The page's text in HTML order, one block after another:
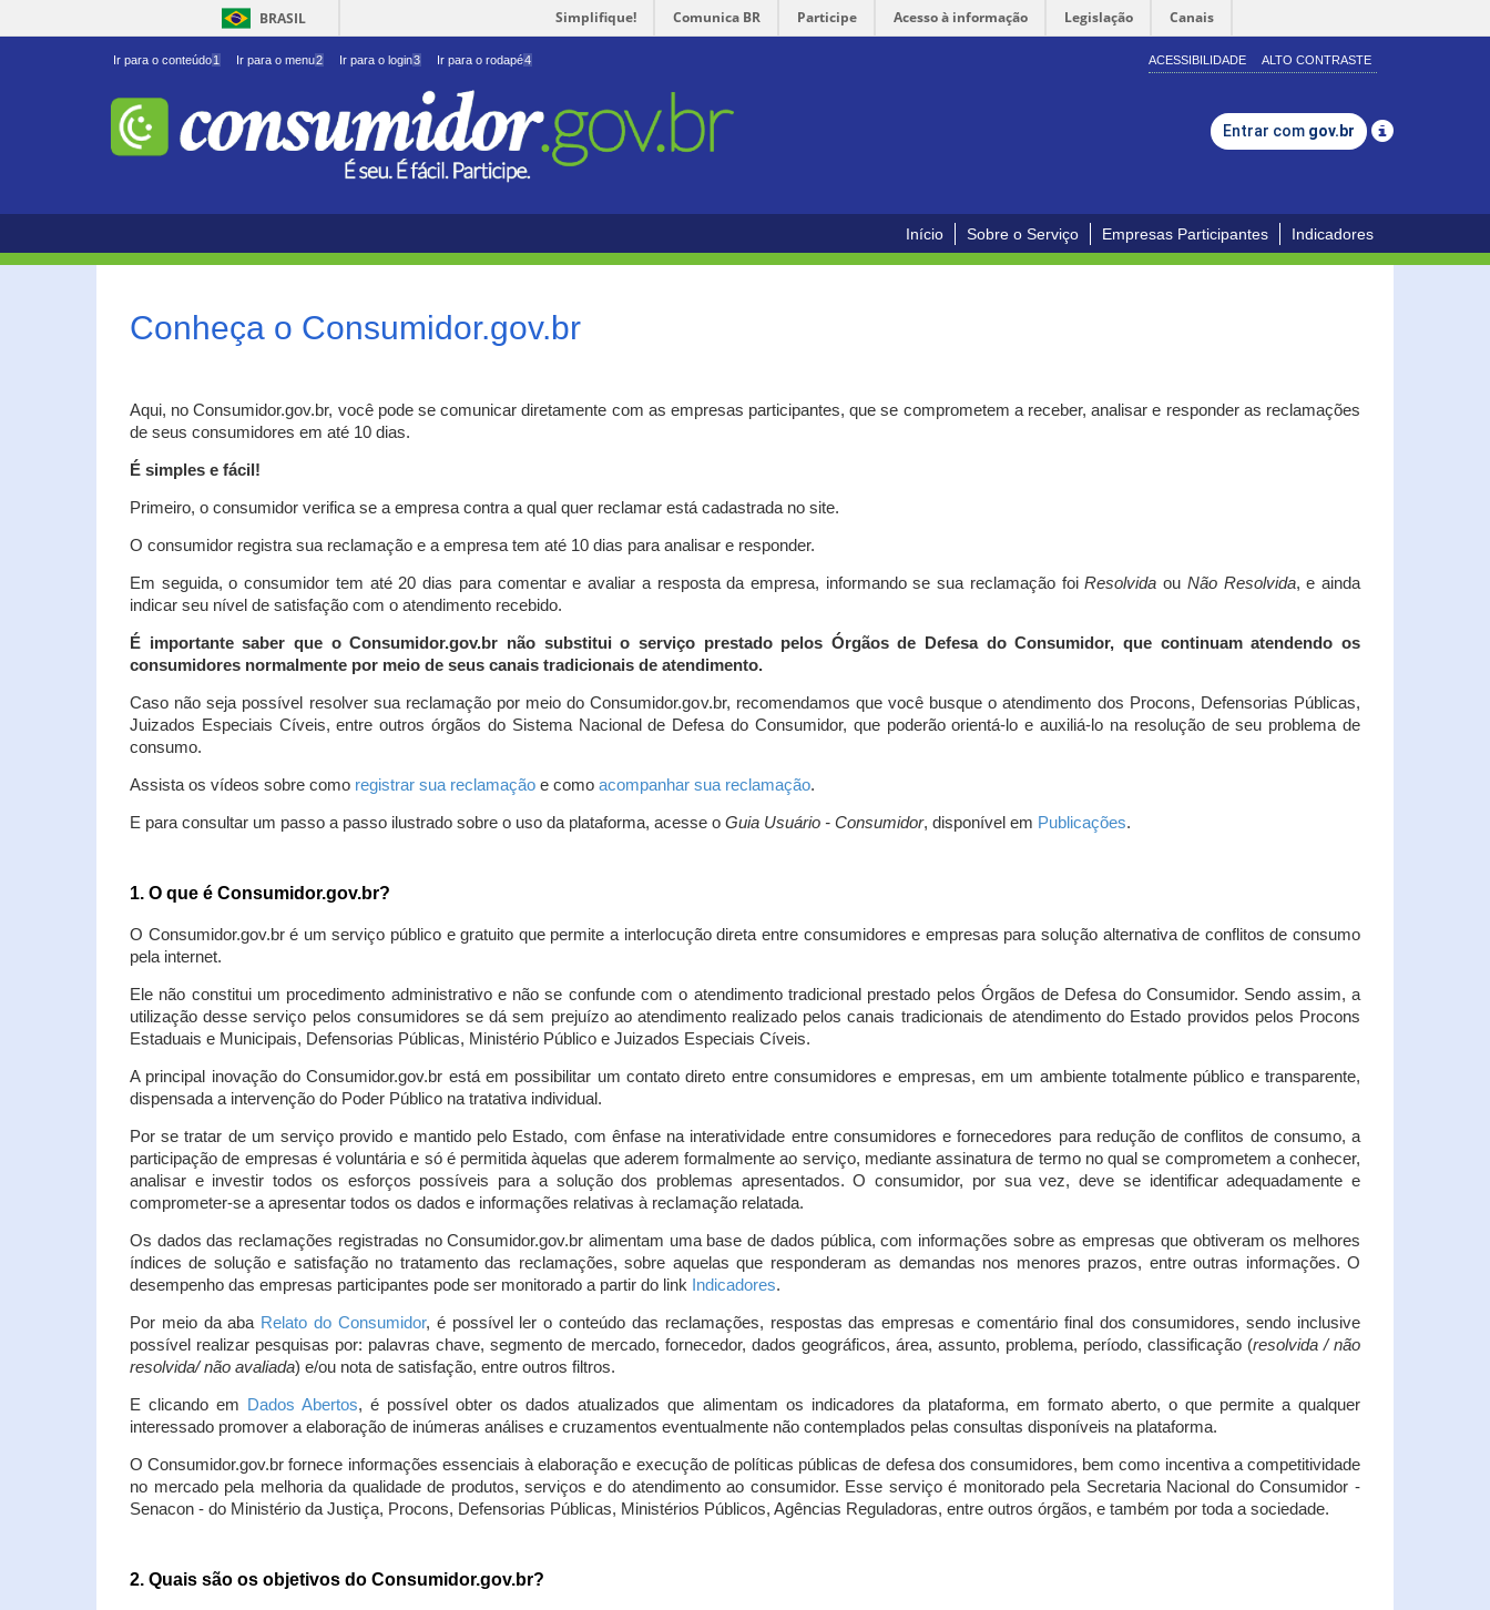
BRASIL Simplifique! Comunica BR Participe Acesso à informação Legislação Canais
Ir para o conteúdo1 Ir para o menu2 Ir para o login3 Ir para o rodapé4 ACESSIBILIDADE ALTO CONTRASTE
Entrar com gov.br
Início Sobre o Serviço Empresas Participantes Indicadores
Conheça o Consumidor.gov.br
Aqui, no Consumidor.gov.br, você pode se comunicar diretamente com as empresas participantes, que se comprometem a receber, analisar e responder as reclamações
de seus consumidores em até 10 dias.
É simples e fácil!
Primeiro, o consumidor verifica se a empresa contra a qual quer reclamar está cadastrada no site.
O consumidor registra sua reclamação e a empresa tem até 10 dias para analisar e responder.
Em seguida, o consumidor tem até 20 dias para comentar e avaliar a resposta da empresa, informando se sua reclamação foiResolvida ou Não Resolvida, e ainda
indicar seu nível de satisfação com o atendimento recebido.
É importante saber que o Consumidor.gov.br não substitui o serviço prestado pelos Órgãos de Defesa do Consumidor, que continuam atendendo os
consumidores normalmente por meio de seus canais tradicionais de atendimento.
Caso não seja possível resolver sua reclamação por meio do Consumidor.gov.br, recomendamos que você busque o atendimento dos Procons, Defensorias Públicas,
Juizados Especiais Cíveis, entre outros órgãos do Sistema Nacional de Defesa do Consumidor, que poderão orientá-lo e auxiliá-lo na resolução de seu problema de
consumo.
Assista os vídeos sobre como registrar sua reclamação e como acompanhar sua reclamação.
E para consultar um passo a passo ilustrado sobre o uso da plataforma, acesse o Guia Usuário - Consumidor, disponível em Publicações.
1. O que é Consumidor.gov.br?
O Consumidor.gov.br é um serviço público e gratuito que permite a interlocução direta entre consumidores e empresas para solução alternativa de conflitos de consumo
pela internet.
Ele não constitui um procedimento administrativo e não se confunde com o atendimento tradicional prestado pelos Órgãos de Defesa do Consumidor. Sendo assim, a
utilização desse serviço pelos consumidores se dá sem prejuízo ao atendimento realizado pelos canais tradicionais de atendimento do Estado providos pelos Procons
Estaduais e Municipais, Defensorias Públicas, Ministério Público e Juizados Especiais Cíveis.
A principal inovação do Consumidor.gov.br está em possibilitar um contato direto entre consumidores e empresas, em um ambiente totalmente público e transparente,
dispensada a intervenção do Poder Público na tratativa individual.
Por se tratar de um serviço provido e mantido pelo Estado, com ênfase na interatividade entre consumidores e fornecedores para redução de conflitos de consumo, a
participação de empresas é voluntária e só é permitida àquelas que aderem formalmente ao serviço, mediante assinatura de termo no qual se comprometem a conhecer,
analisar e investir todos os esforços possíveis para a solução dos problemas apresentados. O consumidor, por sua vez, deve se identificar adequadamente e
comprometer-se a apresentar todos os dados e informações relativas à reclamação relatada.
Os dados das reclamações registradas no Consumidor.gov.br alimentam uma base de dados pública, com informações sobre as empresas que obtiveram os melhores
índices de solução e satisfação no tratamento das reclamações, sobre aquelas que responderam as demandas nos menores prazos, entre outras informações. O
desempenho das empresas participantes pode ser monitorado a partir do link
Indicadores.
Por meio da aba Relato do Consumidor, é possível ler o conteúdo das reclamações, respostas das empresas e comentário final dos consumidores, sendo inclusive
possível realizar pesquisas por: palavras chave, segmento de mercado, fornecedor, dados geográficos, área, assunto, problema, período, classificação (resolvida / não
resolvida/ não avaliada) e/ou nota de satisfação, entre outros filtros.
E clicando em Dados Abertos, é possível obter os dados atualizados que alimentam os indicadores da plataforma, em formato aberto, o que permite a qualquer
interessado promover a elaboração de inúmeras análises e cruzamentos eventualmente não contemplados pelas consultas disponíveis na plataforma.
O Consumidor.gov.br fornece informações essenciais à elaboração e execução de políticas públicas de defesa dos consumidores, bem como incentiva a competitividade
no mercado pela melhoria da qualidade de produtos, serviços e do atendimento ao consumidor. Esse serviço é monitorado pela Secretaria Nacional do Consumidor -
Senacon - do Ministério da Justiça, Procons, Defensorias Públicas, Ministérios Públicos, Agências Reguladoras, entre outros órgãos, e também por toda a sociedade.
2. Quais são os objetivos do Consumidor.gov.br?